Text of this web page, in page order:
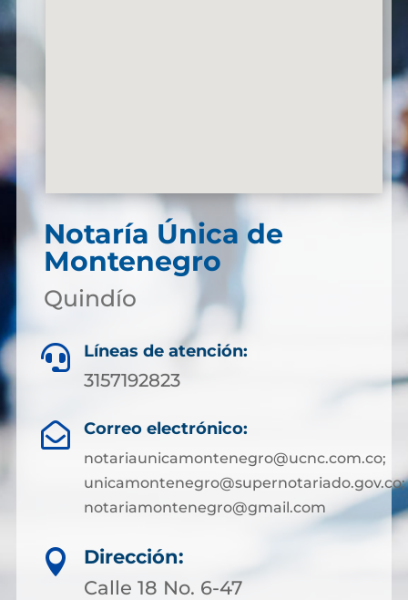
Notaría Única de
Montenegro
Quindío
 Líneas de atención:
3157192823
 Correo electrónico:
notariaunicamontenegro@ucnc.com.co;
unicamontenegro@supernotariado.gov.co;
notariamontenegro@gmail.com

Dirección:
Calle 18 No. 6-47